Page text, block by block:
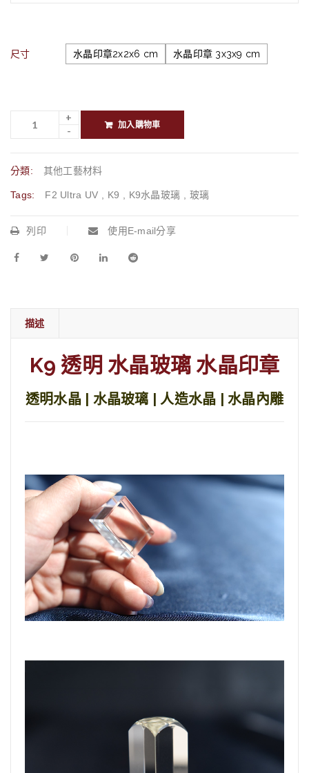
尺寸 水晶印章2x2x6 cm 水晶印章 3x3x9 cm
加入購物車
分類: 其他工藝材料
Tags: F2 Ultra UV K9 K9水晶玻璃 玻璃
列印 使用E-mail分享
描述
K9 透明 水晶玻璃 水晶印章
透明水晶 | 水晶玻璃 | 人造水晶 | 水晶內雕